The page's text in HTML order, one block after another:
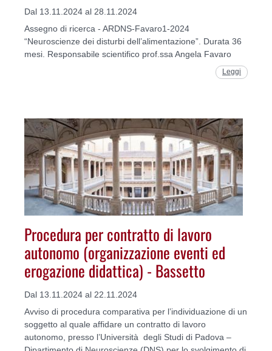
Dal 13.11.2024 al 28.11.2024
Assegno di ricerca - ARDNS-Favaro1-2024
“Neuroscienze dei disturbi dell’alimentazione”. Durata 36
mesi. Responsabile scientifico prof.ssa Angela Favaro
Leggi
Procedura per contratto di lavoro
autonomo (organizzazione eventi ed
erogazione didattica) - Bassetto
Dal 13.11.2024 al 22.11.2024
Avviso di procedura comparativa per l’individuazione di un
soggetto al quale affidare un contratto di lavoro
autonomo, presso l’Università degli Studi di Padova –